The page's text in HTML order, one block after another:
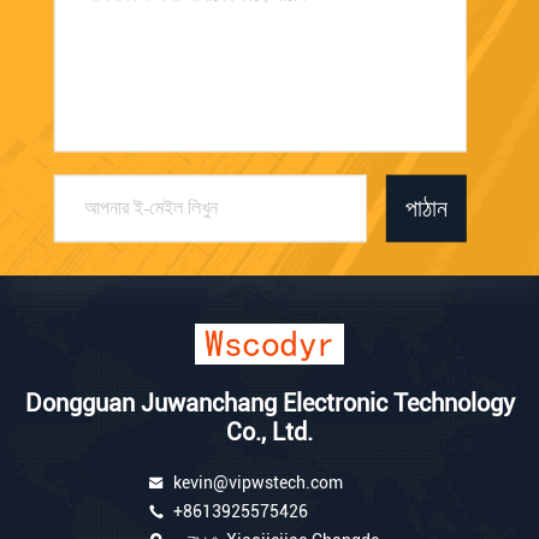
পাঠান
Dongguan Juwanchang Electronic Technology
Co., Ltd.
kevin@vipwstech.com
+8613925575426